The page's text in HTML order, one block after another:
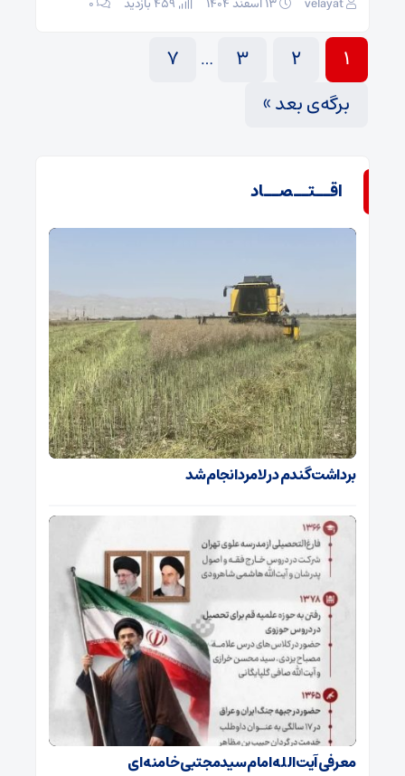
1
2
3
…
7
برگه‌ی بعد »
اقــتــصــاد
برداشت گندم در لامرد انجام شد
معرفی آیت الله امام سیدمجتبی خامنه ای